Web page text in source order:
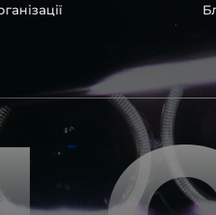
та унікальні.
офісі та оптовому
– на всіх
– для швидкої
будь-які
і пару чи комплект.